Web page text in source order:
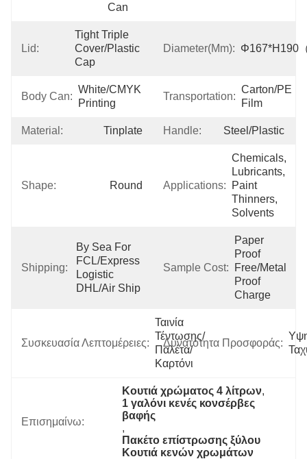
Can
Lid:
Tight Triple
Cover/Plastic
Cap
Diameter(mm): Φ167*H190
Body Can:
White/CMYK
Printing
Transportation:
Carton/PE
Film
Material: Tinplate Handle: Steel/plastic
Shape: Round Applications:
Chemicals,
Lubricants,
Paint
Thinners,
Solvents
Shipping:
By Sea For
FCL/Express
Logistic
DHL/Air Ship
Sample Cost:
Paper
Proof
Free/Metal
Proof
Charge
Συσκευασία Λεπτομέρειες:
Ταινία
Τέντωσης/
Παλέτα/
Καρτόνι
Δυνατότητα Προσφοράς:
Επισημαίνω:
Κουτιά χρώματος 4 λίτρων,
1 γαλόνι κενές κονσέρβες
βαφής
,
Πακέτο επίστρωσης ξύλου
Κουτιά κενών χρωμάτων